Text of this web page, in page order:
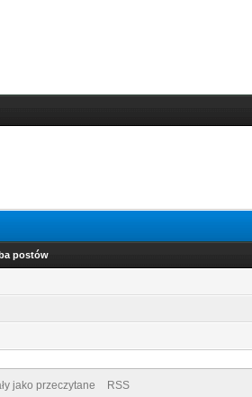
postów
jako przeczytane RSS